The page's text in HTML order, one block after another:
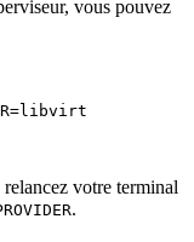
vous pouvez
=libvirt
votre terminal
.